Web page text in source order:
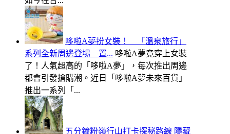
哆啦A夢扮女裝！ 「溫泉旅行」
系列全新周邊登場 置... 哆啦A夢竟穿上女裝
了！人氣超高的「哆啦A夢」，每次推出周邊
都會引發搶購潮。近日「哆啦A夢未來百貨」
推出一系列「...
五分鐘粉嶺行山打卡探秘路線 隱藏